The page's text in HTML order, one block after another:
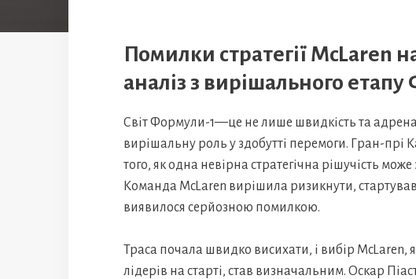
Помилки стратегії McLaren
аналіз з вирішального
Світ Формули-1—це не лише швидкість та
вирішальну роль у здобутті перемоги. Гран-
того, як одна невірна стратегічна рішучість
Команда McLaren вирішила ризикнути,
виявилося серйозною помилкою.
Траса почала швидко висихати, і вибір McLaren,
лідерів на старті, став визначальним. Оскар